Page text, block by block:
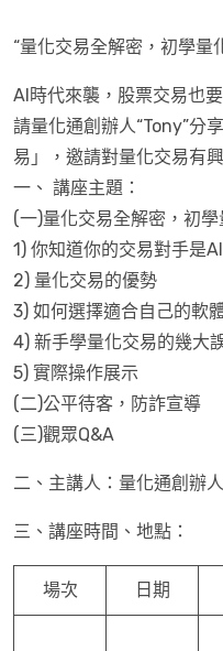
“量化交易全解密，初學量
AI時代來襲，股票交易也
請量化通創辦人“Tony”分
易」，邀請對量化交易有
一、 講座主題：
(一)量化交易全解密，初
1) 你知道你的交易對手是
2) 量化交易的優勢
3) 如何選擇適合自己的軟
4) 新手學量化交易的幾大
5) 實際操作展示
(二)公平待客，防詐宣導
(三)觀眾Q&A
二、主講人：量化通創辦
三、講座時間、地點：
場次 日期